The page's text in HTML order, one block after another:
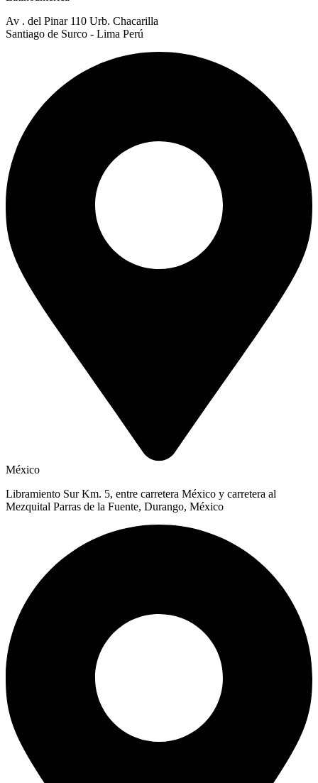
Av . del Pinar 110 Urb. Chacarilla
Santiago de Surco - Lima Perú
México
Libramiento Sur Km. 5, entre carretera México y carretera al
Mezquital Parras de la Fuente, Durango, México